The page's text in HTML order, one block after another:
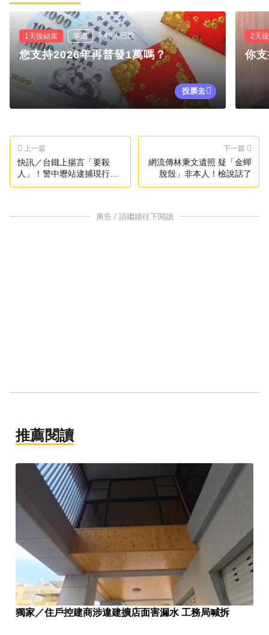
1天後結束 單選 3.4K人已投
您支持2026年再普發1萬嗎？
投票去
2天
你
上一篇
快訊／台鐵上揚言「要殺
人」！警中壢站逮捕現行犯
送辦
下一篇
網流傳林秉文遺照 疑「金蟬
脫殼」非本人！檢說話了
廣告 / 請繼續往下閱讀
推薦閱讀
獨家／住戶控建商涉違建擴店面害漏水 工務局喊拆